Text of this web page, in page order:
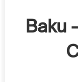
صالة الكريستال – Baku